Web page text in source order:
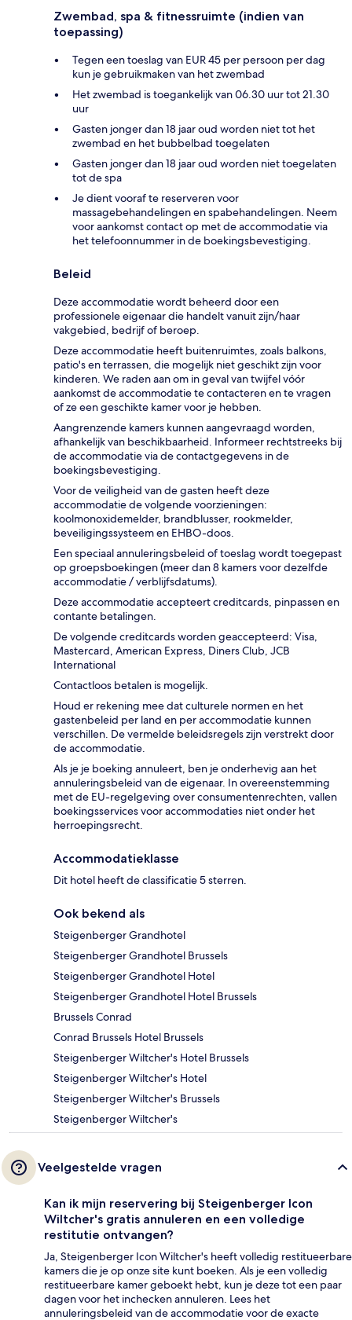
Zwembad, spa & fitnessruimte (indien van
toepassing)
Tegen een toeslag van EUR 45 per persoon per dag
kun je gebruikmaken van het zwembad
Het zwembad is toegankelijk van 06.30 uur tot 21.30
uur
Gasten jonger dan 18 jaar oud worden niet tot het
zwembad en het bubbelbad toegelaten
Gasten jonger dan 18 jaar oud worden niet toegelaten
tot de spa
Je dient vooraf te reserveren voor
massagebehandelingen en spabehandelingen. Neem
voor aankomst contact op met de accommodatie via
het telefoonnummer in de boekingsbevestiging.
Beleid
Deze accommodatie wordt beheerd door een
professionele eigenaar die handelt vanuit zijn/haar
vakgebied, bedrijf of beroep.
Deze accommodatie heeft buitenruimtes, zoals balkons,
patio's en terrassen, die mogelijk niet geschikt zijn voor
kinderen. We raden aan om in geval van twijfel vóór
aankomst de accommodatie te contacteren en te vragen
of ze een geschikte kamer voor je hebben.
Aangrenzende kamers kunnen aangevraagd worden,
afhankelijk van beschikbaarheid. Informeer rechtstreeks bij
de accommodatie via de contactgegevens in de
boekingsbevestiging.
Voor de veiligheid van de gasten heeft deze
accommodatie de volgende voorzieningen:
koolmonoxidemelder, brandblusser, rookmelder,
beveiligingssysteem en EHBO-doos.
Een speciaal annuleringsbeleid of toeslag wordt toegepast
op groepsboekingen (meer dan 8 kamers voor dezelfde
accommodatie / verblijfsdatums).
Deze accommodatie accepteert creditcards, pinpassen en
contante betalingen.
De volgende creditcards worden geaccepteerd: Visa,
Mastercard, American Express, Diners Club, JCB
International
Contactloos betalen is mogelijk.
Houd er rekening mee dat culturele normen en het
gastenbeleid per land en per accommodatie kunnen
verschillen. De vermelde beleidsregels zijn verstrekt door
de accommodatie.
Als je je boeking annuleert, ben je onderhevig aan het
annuleringsbeleid van de eigenaar. In overeenstemming
met de EU-regelgeving over consumentenrechten, vallen
boekingsservices voor accommodaties niet onder het
herroepingsrecht.
Accommodatieklasse
Dit hotel heeft de classificatie 5 sterren.
Ook bekend als
Steigenberger Grandhotel
Steigenberger Grandhotel Brussels
Steigenberger Grandhotel Hotel
Steigenberger Grandhotel Hotel Brussels
Brussels Conrad
Conrad Brussels Hotel Brussels
Steigenberger Wiltcher's Hotel Brussels
Steigenberger Wiltcher's Hotel
Steigenberger Wiltcher's Brussels
Steigenberger Wiltcher's
Veelgestelde vragen
Kan ik mijn reservering bij Steigenberger Icon
Wiltcher's gratis annuleren en een volledige
restitutie ontvangen?
Ja, Steigenberger Icon Wiltcher's heeft volledig restitueerbare
kamers die je op onze site kunt boeken. Als je een volledig
restitueerbare kamer geboekt hebt, kun je deze tot een paar
dagen voor het inchecken annuleren. Lees het
annuleringsbeleid van de accommodatie voor de exacte